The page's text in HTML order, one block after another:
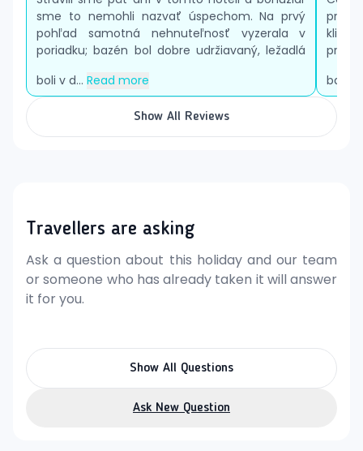
sme to nemohli nazvať úspechom. Na prvý
pohľad samotná nehnuteľnosť vyzerala v
poriadku; bazén bol dobre udržiavaný, ležadlá
boli v d... Read more
Show All Reviews
Travellers are asking
Ask a question about this holiday and our team
or someone who has already taken it will answer
it for you.
Show All Questions
Ask New Question